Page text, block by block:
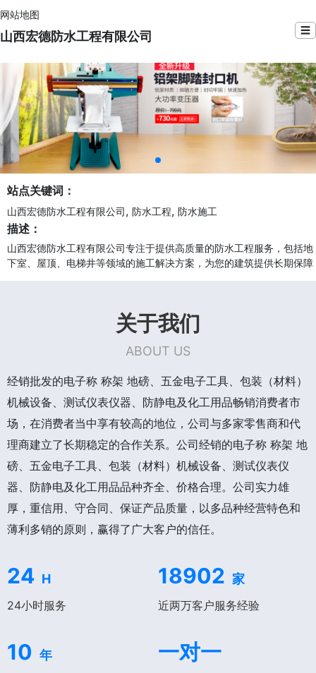
网站地图
山西宏德防水工程有限公司 ☰
站点关键词：
山西宏德防水工程有限公司, 防水工程, 防水施工
描述：
山西宏德防水工程有限公司专注于提供高质量的防水工程服务，包括地
下室、屋顶、电梯井等领域的施工解决方案，为您的建筑提供长期保障
关于我们
ABOUT US
经销批发的电子称 称架 地磅、五金电子工具、包装（材料）
机械设备、测试仪表仪器、防静电及化工用品畅销消费者市
场，在消费者当中享有较高的地位，公司与多家零售商和代
理商建立了长期稳定的合作关系。公司经销的电子称 称架 地
磅、五金电子工具、包装（材料）机械设备、测试仪表仪
器、防静电及化工用品品种齐全、价格合理。公司实力雄
厚，重信用、守合同、保证产品质量，以多品种经营特色和
薄利多销的原则，赢得了广大客户的信任。
24 H
24小时服务
18902 家
近两万客户服务经验
10 年 一对一